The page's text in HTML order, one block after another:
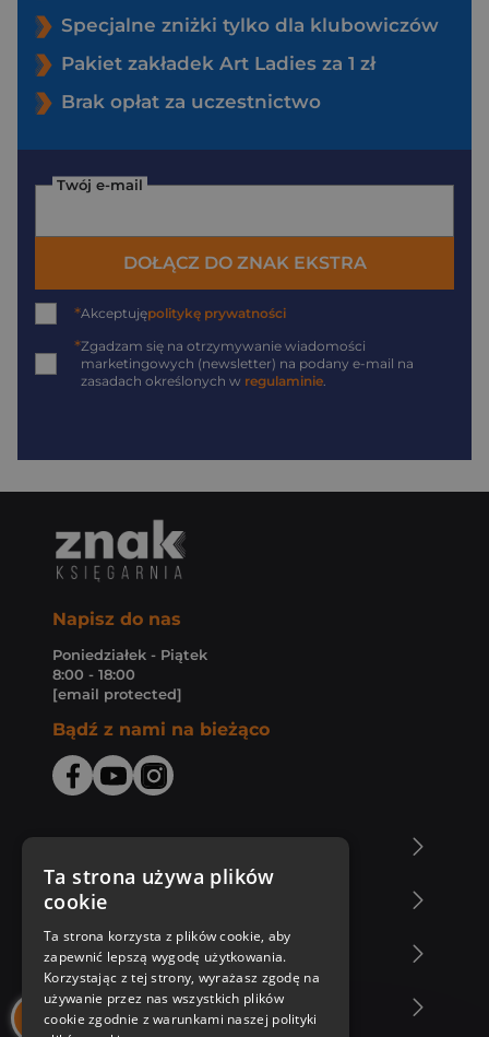
Specjalne zniżki tylko dla klubowiczów
Pakiet zakładek Art Ladies za 1 zł
Brak opłat za uczestnictwo
Twój e-mail
DOŁĄCZ DO ZNAK EKSTRA
*Akceptujępolitykę prywatności
*Zgadzam się na otrzymywanie wiadomości
marketingowych (newsletter) na podany e-mail na
zasadach określonych w regulaminie.
Napisz do nas
Poniedziałek - Piątek
8:00 - 18:00
[email protected]
Bądź z nami na bieżąco
Zakupy u nas
Nasza oferta
Nasi autorzy
Ta strona używa plików
cookie
Ta strona korzysta z plików cookie, aby
zapewnić lepszą wygodę użytkowania.
Korzystając z tej strony, wyrażasz zgodę na
używanie przez nas wszystkich plików
cookie zgodnie z warunkami naszej polityki